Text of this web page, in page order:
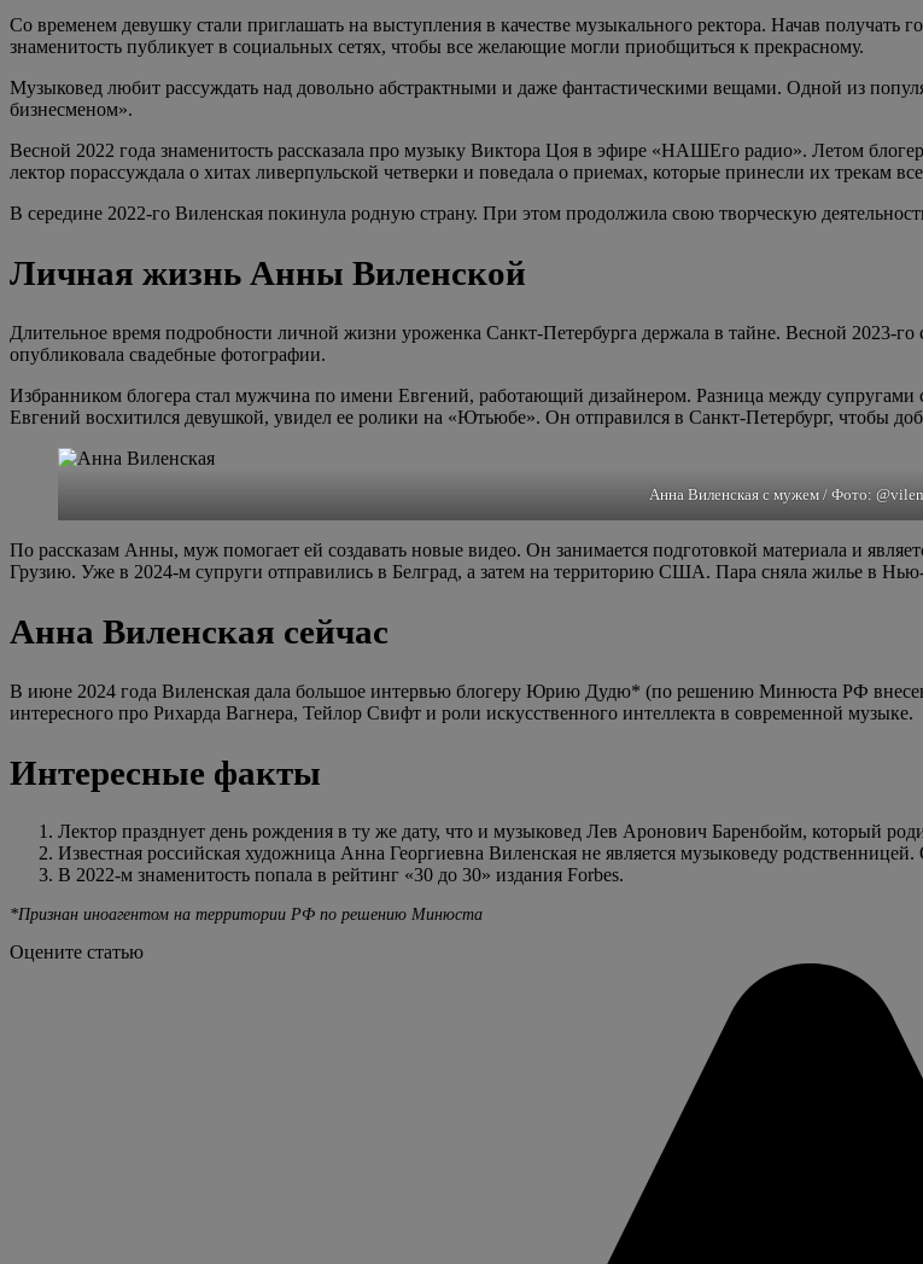
Со временем девушку стали приглашать на выступления в качестве музыкального ректора. Начав
знаменитость публикует в социальных сетях, чтобы все желающие могли приобщиться к прекрасному.
Музыковед любит рассуждать над довольно абстрактными и даже фантастическими вещами. Одной из
бизнесменом».
Весной 2022 года знаменитость рассказала про музыку Виктора Цоя в эфире «НАШЕго радио». Летом
лектор порассуждала о хитах ливерпульской четверки и поведала о приемах, которые принесли их трекам
В середине 2022-го Виленская покинула родную страну. При этом продолжила свою творческую
Личная жизнь Анны Виленской
Длительное время подробности личной жизни уроженка Санкт-Петербурга держала в тайне. Весной 2023-
опубликовала свадебные фотографии.
Избранником блогера стал мужчина по имени Евгений, работающий дизайнером. Разница между супругами
Евгений восхитился девушкой, увидел ее ролики на «Ютьюбе». Он отправился в Санкт-Петербург, чтобы
Анна Виленская с мужем / Фото:
По рассказам Анны, муж помогает ей создавать новые видео. Он занимается подготовкой материала и
Грузию. Уже в 2024-м супруги отправились в Белград, а затем на территорию США. Пара сняла жилье в
Анна Виленская сейчас
В июне 2024 года Виленская дала большое интервью блогеру Юрию Дудю* (по решению Минюста РФ
интересного про Рихарда Вагнера, Тейлор Свифт и роли искусственного интеллекта в современной музыке.
Интересные факты
Лектор празднует день рождения в ту же дату, что и музыковед Лев Аронович Баренбойм, который
Известная российская художница Анна Георгиевна Виленская не является музыковеду
В 2022-м знаменитость попала в рейтинг «30 до 30» издания Forbes.
*Признан иноагентом на территории РФ по решению Минюста
Оцените статью